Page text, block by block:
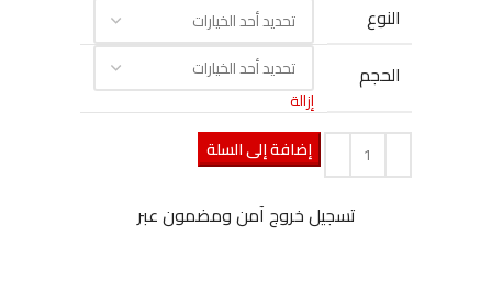
النوع
الحجم
إزالة
إضافة إلى السلة
تسجيل خروج آمن ومضمون عبر